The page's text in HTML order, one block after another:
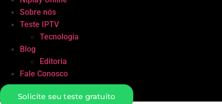
Sobre nós
Teste IPTV
Tecnologia
Blog
Editoria
Fale Conosco
Solicite seu teste gratuito